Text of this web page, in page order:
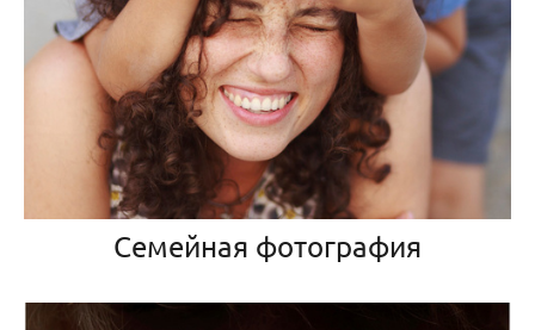
Семейная фотография